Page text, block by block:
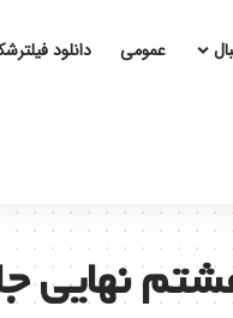
عمومی دانلود
نهایی